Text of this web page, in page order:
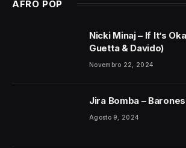
AFRO POP
Nicki Minaj – If It’s
Guetta & Davido)
Novembro 22, 2024
Jira Bomba –
Agosto 9, 2024